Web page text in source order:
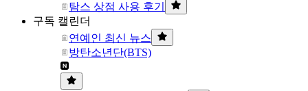
탐스 상점 사용 후기
구독 캘린더
연예인 최신 뉴스
방탄소년단(BTS)